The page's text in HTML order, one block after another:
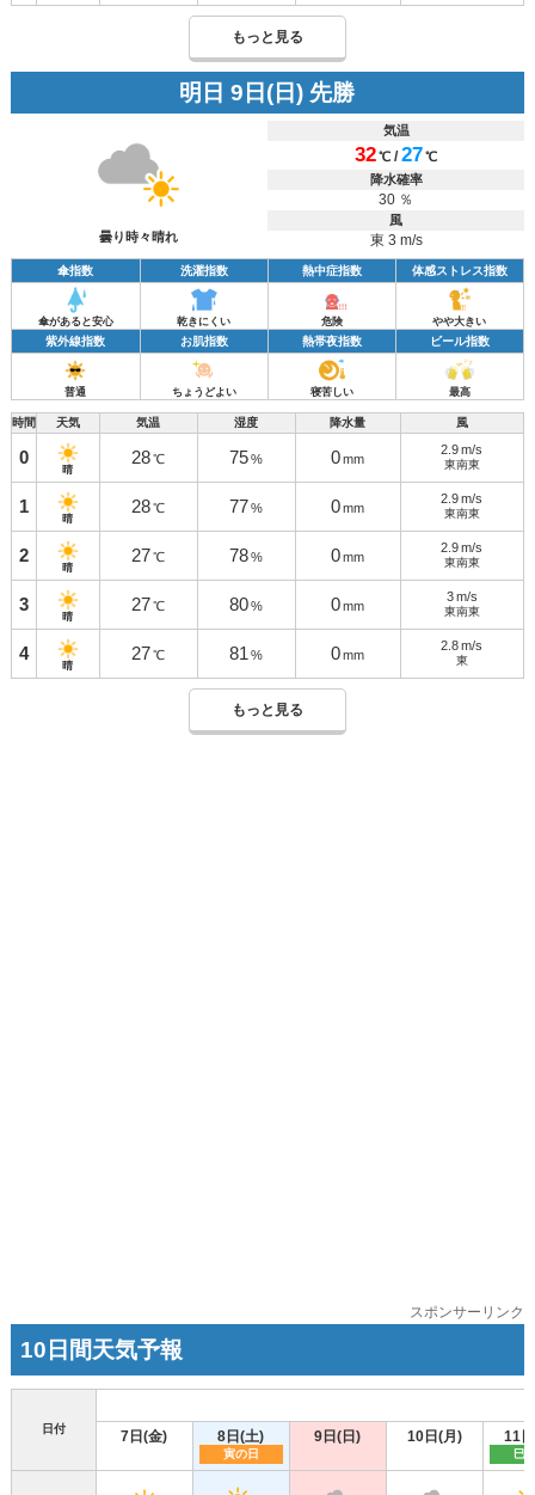
もっと見る
明日 9日(日) 先勝
曇り時々晴れ
気温
32℃ /27℃
降水確率
30 ％
風
東 3 m/s
傘指数 洗濯指数 熱中症指数 体感ストレス指数
傘があると安心 乾きにくい 危険 やや大きい
紫外線指数 お肌指数 熱帯夜指数 ビール指数
普通 ちょうどよい 寝苦しい 最高
時間 天気 気温 湿度 降水量 風
0
晴
28 ℃ 75 % 0 mm
2.9 m/s
東南東
1
晴
28 ℃ 77 % 0 mm
2.9 m/s
東南東
2
晴
27 ℃ 78 % 0 mm
2.9 m/s
東南東
3
晴
27 ℃ 80 % 0 mm
3m/s
東南東
4
晴
27 ℃ 81 % 0 mm
2.8 m/s
東
もっと見る
スポンサーリンク
10日間天気予報
日付 7日(金) 8日(土)
寅の日
9日(日) 10日(月) 11
巳